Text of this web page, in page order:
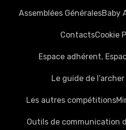
Assemblées GénéralesBaby
ContactsCookie
Espace adhérent,
Le guide de
Les autres compétitions
Outils de communication